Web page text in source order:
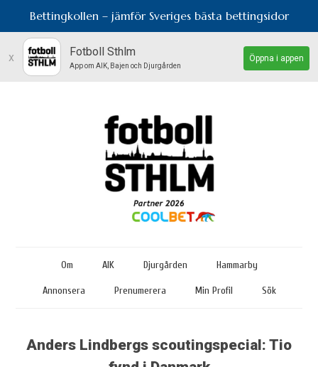
Bettingkollen – jämför Sveriges bästa bettingsidor
x Fotboll Sthlm
App om AIK, Bajen och Djurgården
Öppna i appen
Om AIK Djurgården Hammarby
Annonsera Prenumerera Min Profil Sök
Anders Lindbergs scoutingspecial: Tio